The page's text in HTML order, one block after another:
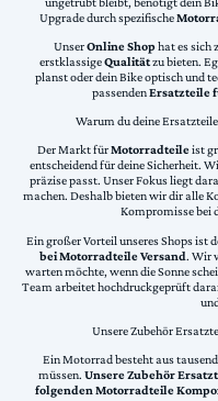
Upgrade durch spezifische
UnserOnline Shophat es sich
erstklassigeQualitätzu bieten.
planst oder dein Bike optisch und
passendenErsatzteile
Warum du deine
Der Markt fürMotorradteileist
entscheidend für deine Sicherheit.
präzise passt. Unser Fokus liegt
machen. Deshalb bieten wir dir alle
Kompromisse bei
Ein großer Vorteil unseres Shops ist
bei Motorradteile Versand. Wir
warten möchte, wenn die Sonne
Team arbeitet hochdruckgeprüft
Unsere Zubehör
Ein Motorrad besteht aus
müssen. Unsere Zubehör
folgenden Motorradteile